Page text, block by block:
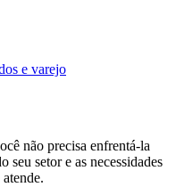
e varejo
não precisa enfrentá-la
seu setor e as necessidades